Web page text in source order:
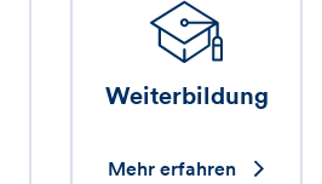
Weiterbildung
Mehr erfahren